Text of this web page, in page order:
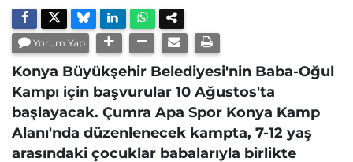
Yorum Yap
Konya Büyükşehir Belediyesi'nin Baba-Oğul
Kampı için başvurular 10 Ağustos'ta
başlayacak. Çumra Apa Spor Konya Kamp
Alanı'nda düzenlenecek kampta, 7-12 yaş
arasındaki çocuklar babalarıyla birlikte